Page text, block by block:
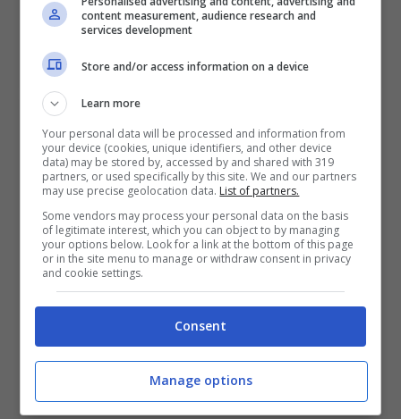
VERIFICA
Mostra Informazioni
FastBet
BONUS BENVENUTO FASTBET
Bonus FastBet: 50€ di Bonus Benvenuto
scommesse
Inserisci il codice BONUSBET in fase di registrazione:
ricevi il 50% gratis sul primo deposito fino a 50€
50€ di Bonus reale
content measurement, audience research and
services development
Store and/or access information on a device
Learn more
Your personal data will be processed and information from
your device (cookies, unique identifiers, and other device
data) may be stored by, accessed by and shared with 319
partners, or used specifically by this site. We and our partners
may use precise geolocation data. List of partners.
Some vendors may process your personal data on the basis
of legitimate interest, which you can object to by managing
your options below. Look for a link at the bottom of this page
or in the site menu to manage or withdraw consent in privacy
and cookie settings.
Consent
Manage options